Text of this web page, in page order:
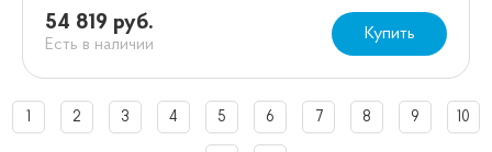
54 819 руб.
Есть в наличии
Купить
1 2 3 4 5 6 7 8 9 10